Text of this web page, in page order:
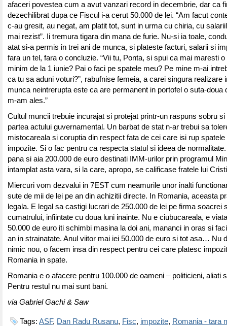
afaceri povestea cum a avut vanzari record in decembrie, dar ca
dezechilibrat dupa ce Fiscul i-a cerut 50.000 de lei. “Am facut
c-au gresit, au negat, am platit tot, sunt in urma cu chiria, cu
mai rezist”. Ii tremura tigara din mana de furie. Nu-si ia toale,
atat si-a permis in trei ani de munca, si plateste facturi, salarii si
fara un tel, fara o concluzie. “Vii tu, Ponta, si spui ca mai maresti o
minim de la 1 iunie? Pai o faci pe spatele meu? Pe mine m-ai
ca tu sa aduni voturi?”, rabufnise femeia, a carei singura realizare
munca neintrerupta este ca are permanent in portofel o suta-doua
m-am ales.”
Cultul muncii trebuie incurajat si protejat printr-un raspuns sobru
partea actului guvernamental. Un barbat de stat n-ar trebui sa
mistocareala si coruptia din respect fata de cei care isi rup spatele
impozite. Si o fac pentru ca respecta statul si ideea de
pana si aia 200.000 de euro destinati IMM-urilor prin programul
intamplat asta vara, si la care, apropo, se calificase fratele lui
Miercuri vom dezvalui in 7EST cum neamurile unor inalti
sute de mii de lei pe an din achizitii directe. In Romania, aceasta
legala. E legal sa castigi lucrari de 250.000 de lei pe firma soacrei
cumatrului, infiintate cu doua luni inainte. Nu e ciubucareala, e
50.000 de euro iti schimbi masina la doi ani, mananci in oras si
an in strainatate. Anul viitor mai iei 50.000 de euro si tot asa… Nu
nimic nou, o facem insa din respect pentru cei care platesc
Romania in spate.
Romania e o afacere pentru 100.000 de oameni – politicieni, aliati
Pentru restul nu mai sunt bani.
via Gabriel Gachi & Saw
Tags: ASF, Dan Radu Rusanu, Fisc, impozite, Romania - tara